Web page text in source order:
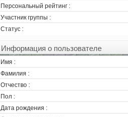
Персональный рейтинг :
Участник группы :
Статус :
Информация о пользователе
Имя :
Фамилия :
Отчество :
Пол :
Дата рождения :